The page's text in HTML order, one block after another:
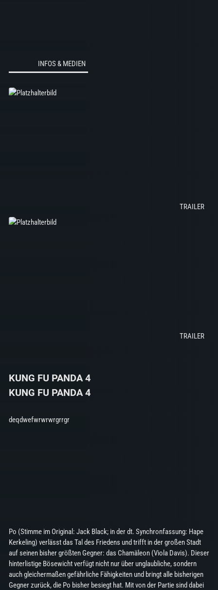
INFOS & MEDIEN
KUNG FU PANDA 4
KUNG FU PANDA 4
deqdwefwrwrwrgrrgr
Po (Stimme im Original: Jack Black; in der dt. Synchronfassung: Hape
Kerkeling) verlässt das Tal des Friedens und trifft in der großen Stadt
auf seinen bisher größten Gegner: das Chamäleon (Viola Davis). Dieser
hinterlistige Bösewicht verfügt nicht nur über unglaubliche, sondern
auch gleichermaßen gefährliche Fähigkeiten und bringt alle bisherigen
Gegner zurück, die Po bisher besiegt hat. Mit von der Partie sind dabei